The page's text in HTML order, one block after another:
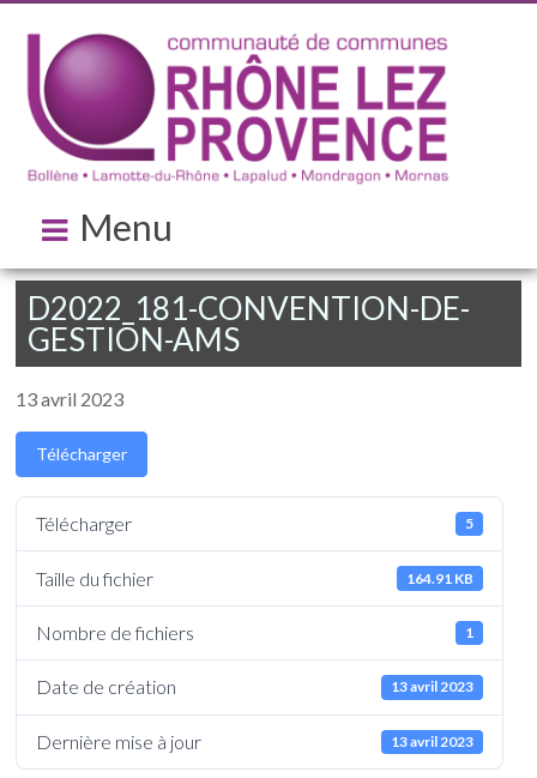
Menu
D2022_181-CONVENTION-DE-
GESTION-AMS
13 avril 2023
Télécharger
Télécharger 5
Taille du fichier 164.91 KB
Nombre de fichiers 1
Date de création 13 avril 2023
Dernière mise à jour 13 avril 2023